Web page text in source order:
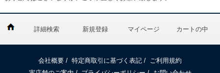
詳細検索 新規登録 マイページ カートの中
会社概要 / 特定商取引に基づく表記 /
ご利用規約